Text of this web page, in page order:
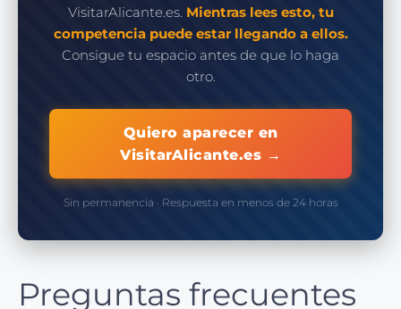
VisitarAlicante.es. Mientras lees esto, tu
competencia puede estar llegando a ellos.
Consigue tu espacio antes de que lo haga
otro.
Quiero aparecer en
VisitarAlicante.es →
Sin permanencia · Respuesta en menos de 24 horas
Preguntas frecuentes